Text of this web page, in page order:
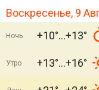
Воскресенье, 9
Ночь +10° +13°
Утро +13° +16°